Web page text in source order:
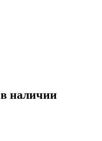
в наличии